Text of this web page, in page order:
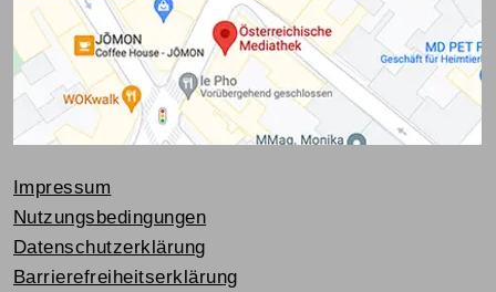
Impressum
Nutzungsbedingungen
Datenschutzerklärung
Barrierefreiheitserklärung